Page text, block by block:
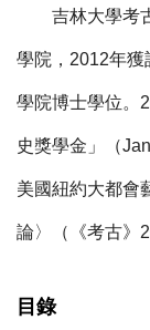
吉林大學考古
學院， 2012年獲
學院博士學位。
史獎學金」（
美國紐約大都會
論〉（《考古》
目錄